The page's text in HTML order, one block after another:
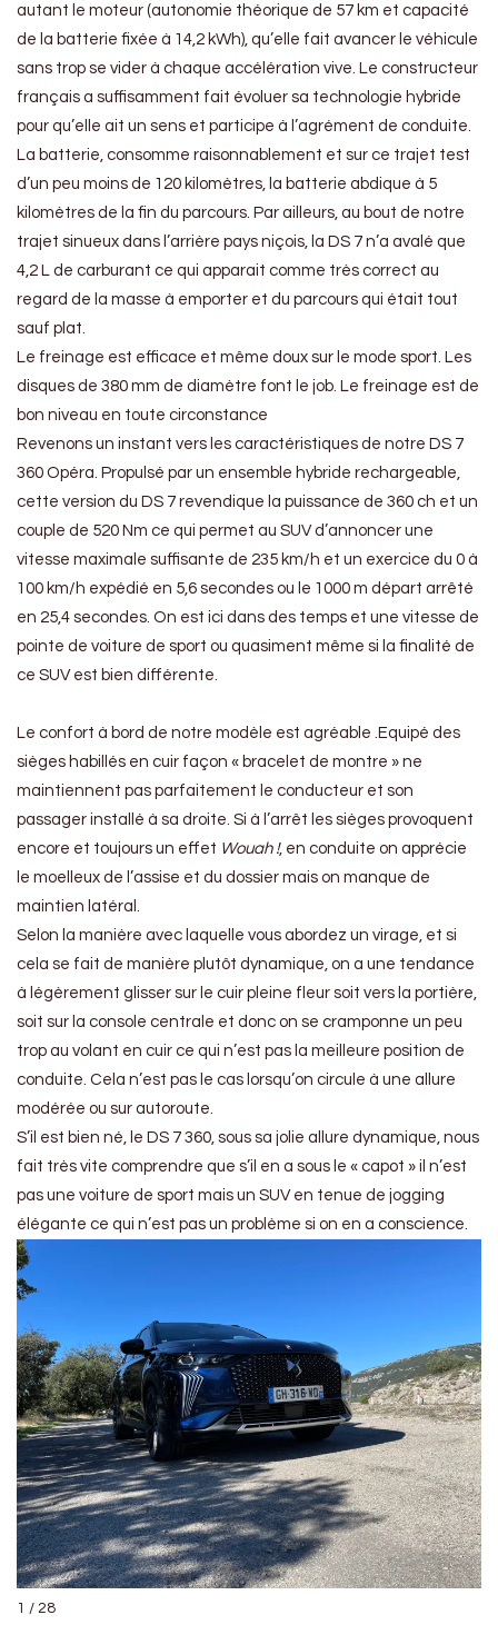
autant le moteur (autonomie théorique de 57 km et capacité
de la batterie fixée à 14,2 kWh), qu’elle fait avancer le véhicule
sans trop se vider à chaque accélération vive. Le constructeur
français a suffisamment fait évoluer sa technologie hybride
pour qu’elle ait un sens et participe à l’agrément de conduite.
La batterie, consomme raisonnablement et sur ce trajet test
d’un peu moins de 120 kilomètres, la batterie abdique à 5
kilomètres de la fin du parcours. Par ailleurs, au bout de notre
trajet sinueux dans l’arrière pays niçois, la DS 7 n’a avalé que
4,2 L de carburant ce qui apparait comme très correct au
regard de la masse à emporter et du parcours qui était tout
sauf plat.
Le freinage est efficace et même doux sur le mode sport. Les
disques de 380 mm de diamètre font le job. Le freinage est de
bon niveau en toute circonstance
Revenons un instant vers les caractéristiques de notre DS 7
360 Opéra. Propulsé par un ensemble hybride rechargeable,
cette version du DS 7 revendique la puissance de 360 ch et un
couple de 520 Nm ce qui permet au SUV d’annoncer une
vitesse maximale suffisante de 235 km/h et un exercice du 0 à
100 km/h expédié en 5,6 secondes ou le 1000 m départ arrêté
en 25,4 secondes. On est ici dans des temps et une vitesse de
pointe de voiture de sport ou quasiment même si la finalité de
ce SUV est bien différente.
Le confort à bord de notre modèle est agréable .Equipé des
sièges habillés en cuir façon « bracelet de montre » ne
maintiennent pas parfaitement le conducteur et son
passager installé à sa droite. Si à l’arrêt les sièges provoquent
encore et toujours un effet Wouah !, en conduite on apprécie
le moelleux de l’assise et du dossier mais on manque de
maintien latéral.
Selon la manière avec laquelle vous abordez un virage, et si
cela se fait de manière plutôt dynamique, on a une tendance
à légèrement glisser sur le cuir pleine fleur soit vers la portière,
soit sur la console centrale et donc on se cramponne un peu
trop au volant en cuir ce qui n’est pas la meilleure position de
conduite. Cela n’est pas le cas lorsqu’on circule à une allure
modérée ou sur autoroute.
S’il est bien né, le DS 7 360, sous sa jolie allure dynamique, nous
fait très vite comprendre que s’il en a sous le « capot » il n’est
pas une voiture de sport mais un SUV en tenue de jogging
élégante ce qui n’est pas un problème si on en a conscience.
1 / 28